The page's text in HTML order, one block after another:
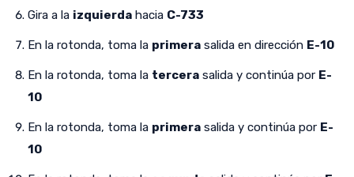
Gira a la izquierda hacia C-733
En la rotonda, toma la primera salida en dirección E-10
En la rotonda, toma la tercera salida y continúa por E-
10
En la rotonda, toma la primera salida y continúa por E-
10